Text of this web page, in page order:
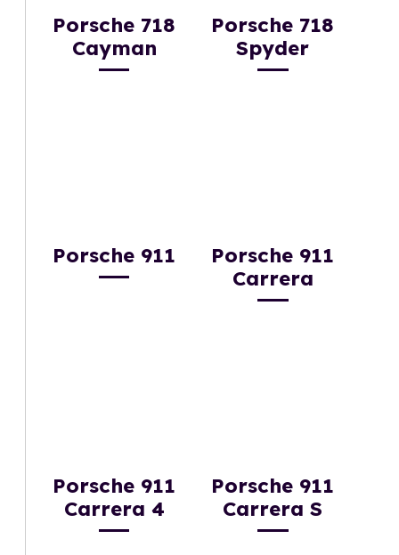
Porsche 718
Cayman
Porsche 718
Spyder
Porsche 911
Porsche 911
Carrera
Porsche 911
Carrera 4
Porsche 911
Carrera S